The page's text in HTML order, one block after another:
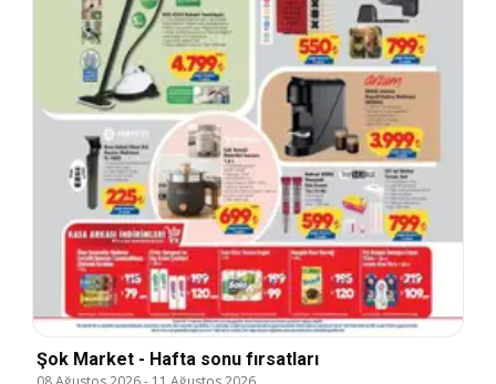
Şok Market - Hafta sonu fırsatları